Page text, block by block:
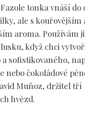
tonka vnáší do
ale s kouřovějším
aroma. Používám
když chci
a sofistikovaného,
nebo čokoládové
Muñoz, držitel tří
hvězd.